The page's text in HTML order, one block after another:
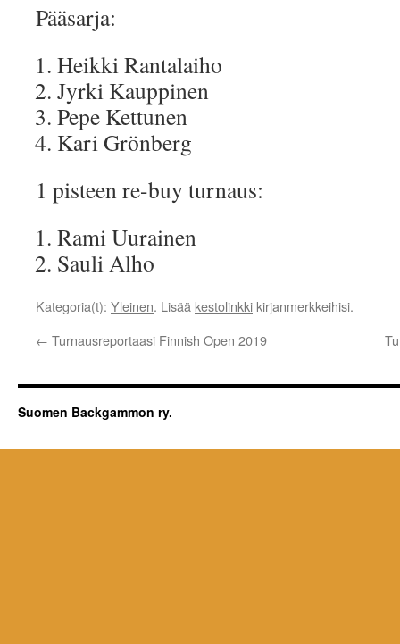
Pääsarja:
Heikki Rantalaiho
Jyrki Kauppinen
Pepe Kettunen
Kari Grönberg
1 pisteen re-buy turnaus:
Rami Uurainen
Sauli Alho
Kategoria(t): Yleinen. Lisää kestolinkki kirjanmerkkeihisi.
← Turnausreportaasi Finnish Open 2019
Suomen Backgammon ry.